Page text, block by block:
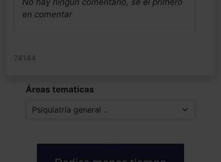
en comentar
74144
Áreas tematicas